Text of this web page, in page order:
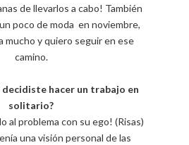
de llevarlos a cabo! También
poco de moda en noviembre,
mucho y quiero seguir en ese
camino.
decidiste hacer un trabajo en
solitario?
al problema con su ego! (Risas)
una visión personal de las